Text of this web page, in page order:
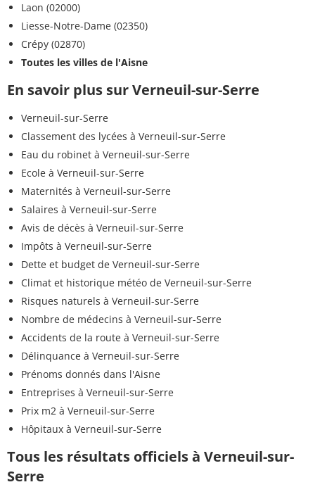
Laon (02000)
Liesse-Notre-Dame (02350)
Crépy (02870)
Toutes les villes de l'Aisne
En savoir plus sur Verneuil-sur-Serre
Verneuil-sur-Serre
Classement des lycées à Verneuil-sur-Serre
Eau du robinet à Verneuil-sur-Serre
Ecole à Verneuil-sur-Serre
Maternités à Verneuil-sur-Serre
Salaires à Verneuil-sur-Serre
Avis de décès à Verneuil-sur-Serre
Impôts à Verneuil-sur-Serre
Dette et budget de Verneuil-sur-Serre
Climat et historique météo de Verneuil-sur-Serre
Risques naturels à Verneuil-sur-Serre
Nombre de médecins à Verneuil-sur-Serre
Accidents de la route à Verneuil-sur-Serre
Délinquance à Verneuil-sur-Serre
Prénoms donnés dans l'Aisne
Entreprises à Verneuil-sur-Serre
Prix m2 à Verneuil-sur-Serre
Hôpitaux à Verneuil-sur-Serre
Tous les résultats officiels à Verneuil-sur-
Serre